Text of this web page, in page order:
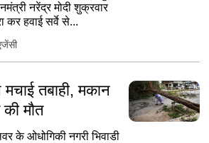
नरेंद्र मोदी शुक्रवार
कर हवाई सर्वे से...
तबाही, मकान
मौत
के ओधोगिकी नगरी भिवाडी